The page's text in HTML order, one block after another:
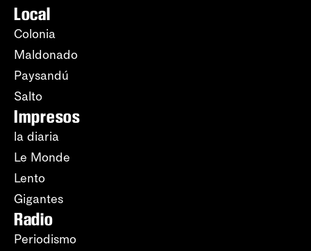
Local
Colonia
Maldonado
Paysandú
Salto
Impresos
la diaria
Le Monde
Lento
Gigantes
Radio
Periodismo